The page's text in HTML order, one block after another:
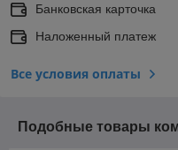
Банковская карточка
Наложенный платеж
Все условия оплаты
Подобные товары